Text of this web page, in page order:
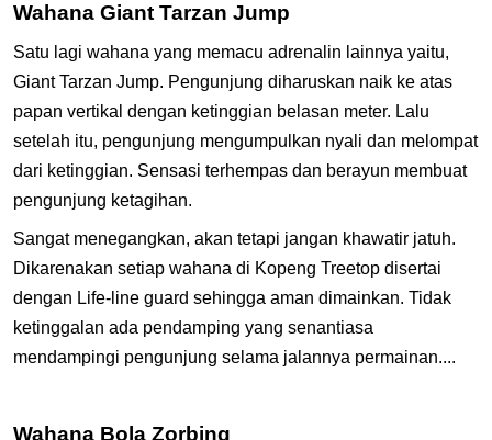
Wahana Giant Tarzan Jump
Satu lagi wahana yang memacu adrenalin lainnya yaitu,
Giant Tarzan Jump. Pengunjung diharuskan naik ke atas
papan vertikal dengan ketinggian belasan meter. Lalu
setelah itu, pengunjung mengumpulkan nyali dan melompat
dari ketinggian. Sensasi terhempas dan berayun membuat
pengunjung ketagihan.
Sangat menegangkan, akan tetapi jangan khawatir jatuh.
Dikarenakan setiap wahana di Kopeng Treetop disertai
dengan Life-line guard sehingga aman dimainkan. Tidak
ketinggalan ada pendamping yang senantiasa
mendampingi pengunjung selama jalannya permainan....
Wahana Bola Zorbing